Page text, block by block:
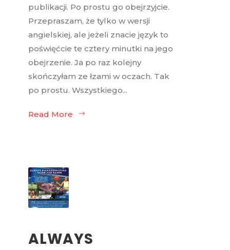
publikacji. Po prostu go obejrzyjcie.
Przepraszam, że tylko w wersji
angielskiej, ale jeżeli znacie język to
poświęćcie te cztery minutki na jego
obejrzenie. Ja po raz kolejny
skończyłam ze łzami w oczach. Tak
po prostu. Wszystkiego...
Read More
ALWAYS